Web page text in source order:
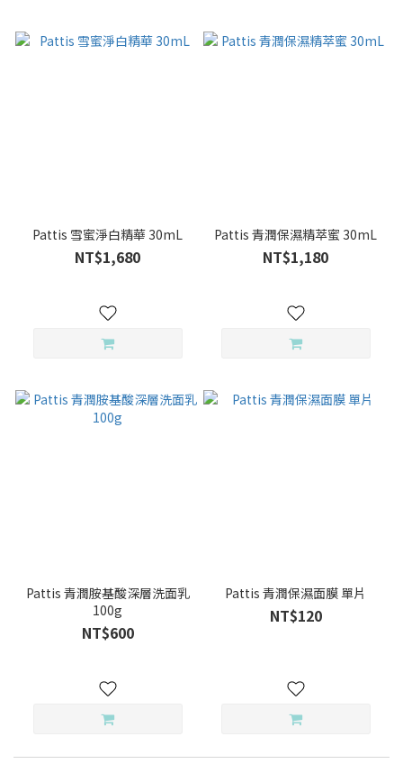
Pattis 雪蜜淨白精華 30mL
NT$1,680
Pattis 青潤保濕精萃蜜 30mL
NT$1,180
Pattis 青潤胺基酸深層洗面乳
100g
NT$600
Pattis 青潤保濕面膜 單片
NT$120